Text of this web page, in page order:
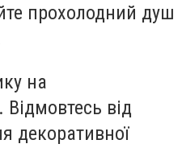
прохолодний душ
на
від
декоративної